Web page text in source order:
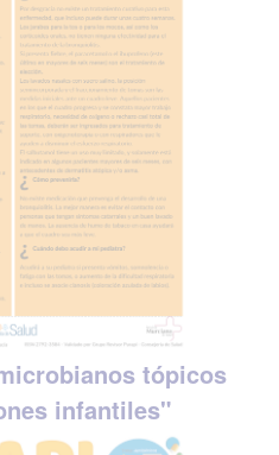
tópicos
infantiles"